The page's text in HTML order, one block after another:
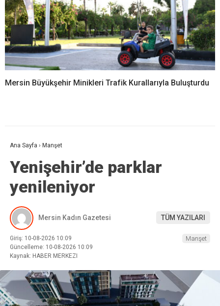
Mersin Büyükşehir Minikleri Trafik Kurallarıyla Buluşturdu
Ana Sayfa › Manşet
Yenişehir’de parklar
yenileniyor
Mersin Kadın Gazetesi TÜM YAZILARI
Giriş: 10-08-2026 10:09
Güncelleme: 10-08-2026 10:09
Kaynak: HABER MERKEZI
Manşet